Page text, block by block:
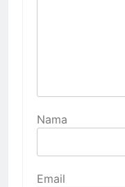
Nama
Email